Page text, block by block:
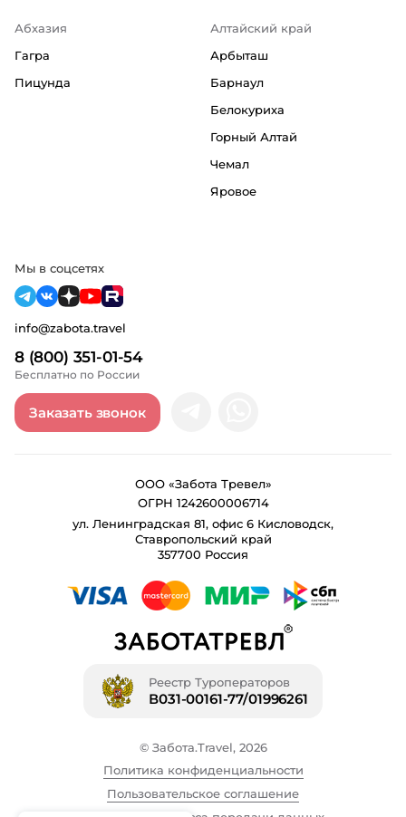
Абхазия
Гагра
Пицунда
Алтайский край
Арбыташ
Барнаул
Белокуриха
Горный Алтай
Чемал
Яровое
8 (800) 351-01-54
Бесплатно по России
info@zabota.travel
Заказать звонок
Мы в соцсетях
ООО «Забота Тревел»
ОГРН 1242600006714
ул. Ленинградская 81, офис 6 Кисловодск,
Ставропольский край
357700 Россия
Реестр Туроператоров
В031-00161-77/01996261
© Забота.Travel, 2026
Политика конфиденциальности
Пользовательское соглашение